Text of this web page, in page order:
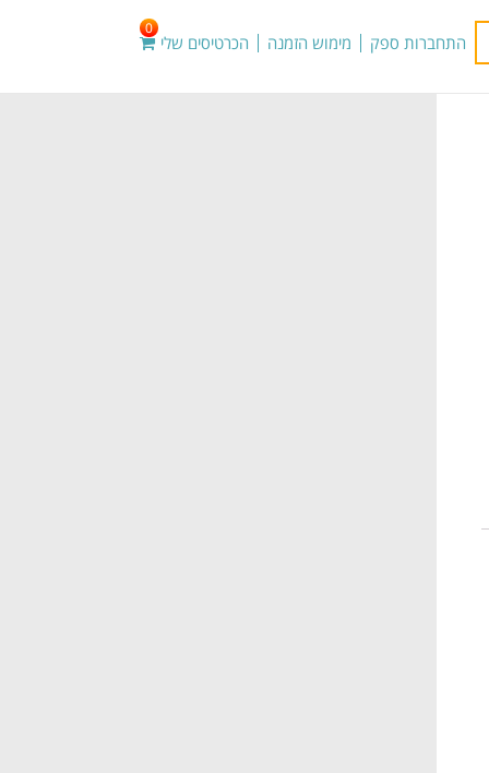
התחברות ספק מימוש הזמנה הכרטיסים שלי
0